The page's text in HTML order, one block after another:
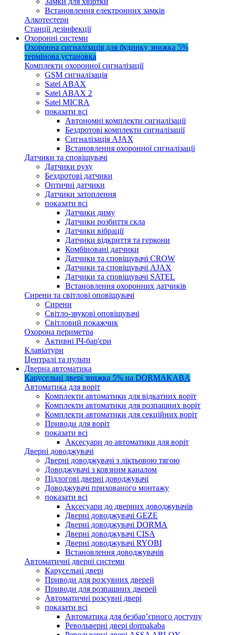
Встановлення електронних замків
Алкотестери
Станції дезінфекції
Охоронні системи
Охоронна сигналізація для будинку знижка 5%
термінова установка
Комплекти охоронної сигналізації
GSM сигналізація
Satel ABAX
Satel ABAX 2
Satel MICRA
показати всі
Автономні комплекти сигналізації
Бездротові комплекти сигналізації
Сигналізація AJAX
Встановлення охоронної сигналізації
Датчики та сповіщувачі
Датчики руху
Бездротові датчики
Оптичні датчики
Датчики затоплення
показати всі
Датчики диму
Датчики розбиття скла
Датчики вібрації
Датчики відкриття та геркони
Комбіновані датчики
Датчики та сповіщувачі CROW
Датчики та сповіщувачі AJAX
Датчики та сповіщувачі SATEL
Встановлення охоронних датчиків
Сирени та світлові оповіщувачі
Сирени
Світло-звукові оповіщувачі
Світловий покажчик
Охорона периметра
Активні ІЧ-бар'єри
Клавіатури
Централі та пульти
Дверна автоматика
Карусельні двері знижка 5% на DORMAKABA
Автоматика для воріт
Комплекти автоматики для відкатних воріт
Комплекти автоматики для розпашних воріт
Комплекти автоматики для секційних воріт
Приводи для воріт
показати всі
Аксесуари до автоматики для воріт
Дверні доводжувачі
Дверні доводжувачі з ліктьовою тягою
Доводжувачі з ковзним каналом
Підлогові дверні доводжувачі
Доводжувачі прихованого монтажу
показати всі
Аксесуари до дверних доводжувачів
Дверні доводжувачі GEZE
Дверні доводжувачі DORMA
Дверні доводжувачі CISA
Дверні доводжувачі RYOBI
Встановлення доводжувачів
Автоматичні дверні системи
Карусельні двері
Приводи для розсувних дверей
Приводи для розпашних дверей
Автоматичні розсувні двері
показати всі
Автоматика для безбар’єрного доступу
Револьверні двері dormakaba